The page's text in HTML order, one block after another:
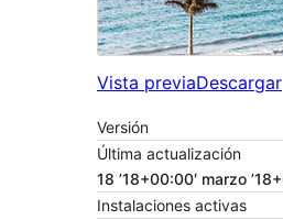
Vista previaDescargar
Versión
Última actualización
18 ’18+00:00′ marzo
Instalaciones activas